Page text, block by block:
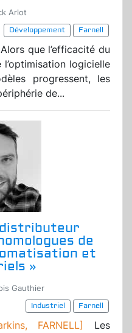
Arlot
Développement
Farnell
Alors que l’efficacité du
l’optimisation logicielle
progressent, les
de...
distributeur
de
et
»
Gauthier
Industriel
Farnell
FARNELL] Les